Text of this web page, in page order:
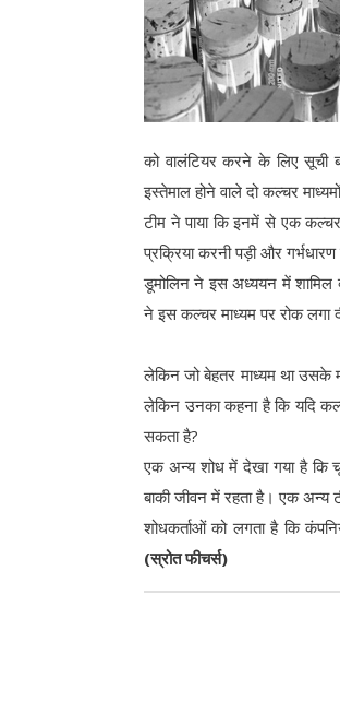
को वालंटियर करने के लिए सूची
इस्तेमाल होने वाले दो कल्चर
टीम ने पाया कि इनमें से एक
प्रक्रिया करनी पड़ी और गर्भधारण
डूमोलिन ने इस अध्ययन में शामिल
ने इस कल्चर माध्यम पर रोक लगा
लेकिन जो बेहतर माध्यम था उसके
लेकिन उनका कहना है कि यदि
सकता है?
एक अन्य शोध में देखा गया है कि
बाकी जीवन में रहता है। एक अन्य
शोधकर्ताओं को लगता है कि
(स्रोत फीचर्स)